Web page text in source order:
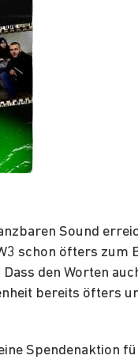
Sound
schon öfters zum
den Worten
bereits öfters
Spendenaktion